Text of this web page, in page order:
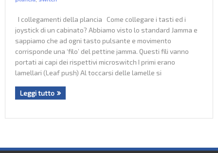
I collegamenti della plancia Come collegare i tasti ed i
joystick di un cabinato? Abbiamo visto lo standard Jamma e
sappiamo che ad ogni tasto pulsante e movimento
corrisponde una ‘filo’ del pettine jamma. Questi fili vanno
portati ai capi dei rispettivi microswitch I primi erano
lamellari (Leaf push) Al toccarsi delle lamelle si
Leggi tutto